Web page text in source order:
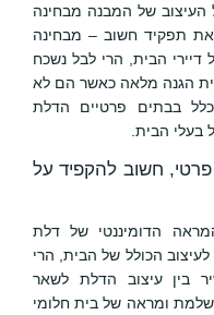
העיצוב של המבנה מבחינה
תפקיד חשוב – מבחינה
דיירי הבית, הרי לבל נשכח
הגנה מלאה כאשר הם לא
בבתים פרטיים הדלת
בעלי הבית.
חשוב להקפיד על
הדומיננטי של דלת
הכולל של הבית, הרי
בין עיצוב הדלת לשאר
ומראה של בית חלומי